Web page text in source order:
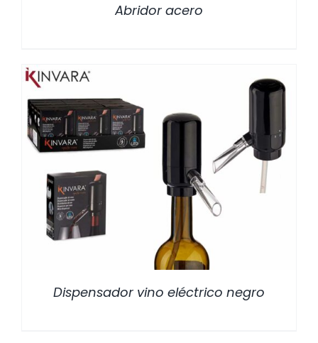
Abridor acero
DETALLES
Dispensador vino eléctrico negro